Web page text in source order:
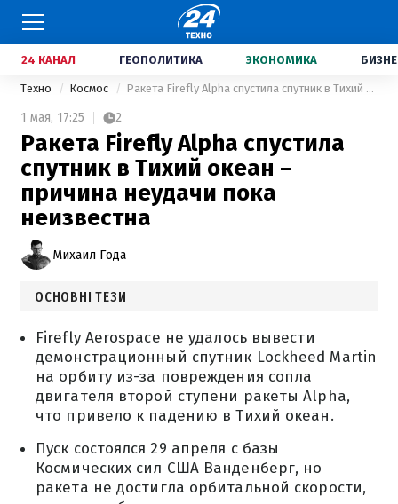
24 КАНАЛ ГЕОПОЛИТИКА ЭКОНОМИКА
Техно Космос Ракета Firefly Alpha спустила спутник в Тихий океан – причина неудачи пока неизвестна
1 мая, 17:25 2
Ракета Firefly Alpha спустила
спутник в Тихий океан –
причина неудачи пока
неизвестна
Михаил Года
ОСНОВНІ ТЕЗИ
Firefly Aerospace не удалось вывести
демонстрационный спутник Lockheed Martin
на орбиту из-за повреждения сопла
двигателя второй ступени ракеты Alpha,
что привело к падению в Тихий океан.
Пуск состоялся 29 апреля с базы
Космических сил США Ванденберг, но
ракета не достигла орбитальной скорости,